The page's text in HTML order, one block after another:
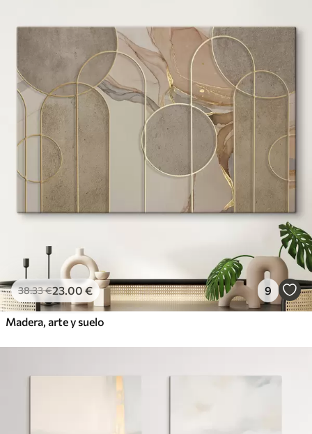
38.33€23.00 € 9
Madera, arte y suelo